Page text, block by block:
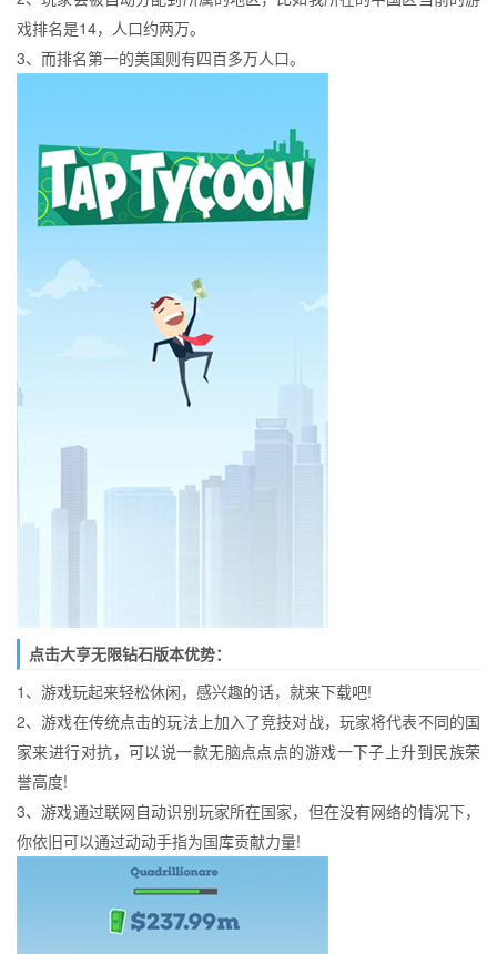
戏排名是14，人口约两万。
3、而排名第一的美国则有四百多万人口。
点击大亨无限钻石版本优势：
1、游戏玩起来轻松休闲，感兴趣的话，就来下载吧!
2、游戏在传统点击的玩法上加入了竞技对战，玩家将代表不同的国
家来进行对抗，可以说一款无脑点点点的游戏一下子上升到民族荣
誉高度!
3、游戏通过联网自动识别玩家所在国家，但在没有网络的情况下，
你依旧可以通过动动手指为国库贡献力量!